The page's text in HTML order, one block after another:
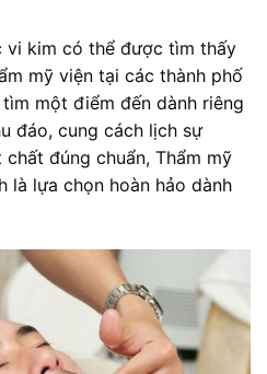
vi kim có thể được tìm thấy
mỹ viện tại các thành phố
một điểm đến dành riêng
đáo, cung cách lịch sự
đúng chuẩn, Thẩm mỹ
là lựa chọn hoàn hảo dành